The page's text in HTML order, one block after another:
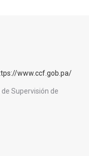
www.ccf.gob.pa/
Supervisión de